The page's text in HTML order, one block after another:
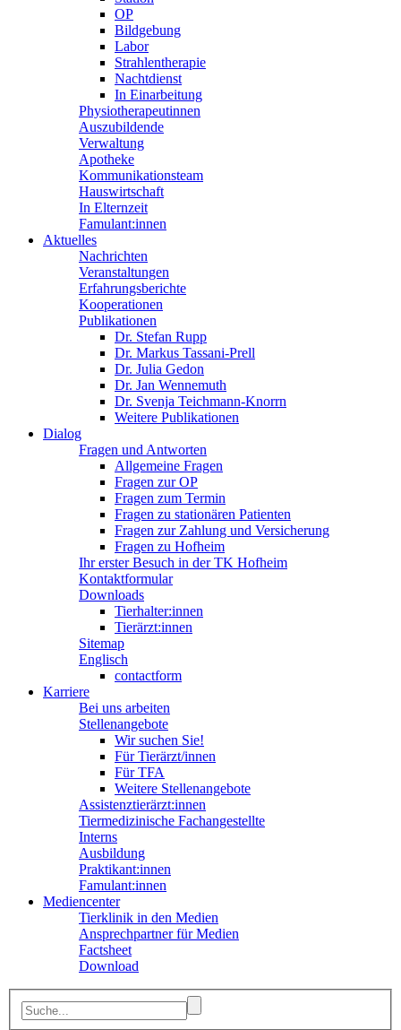
OP
Bildgebung
Labor
Strahlentherapie
Nachtdienst
In Einarbeitung
Physiotherapeutinnen
Auszubildende
Verwaltung
Apotheke
Kommunikationsteam
Hauswirtschaft
In Elternzeit
Famulant:innen
Aktuelles
Nachrichten
Veranstaltungen
Erfahrungsberichte
Kooperationen
Publikationen
Dr. Stefan Rupp
Dr. Markus Tassani-Prell
Dr. Julia Gedon
Dr. Jan Wennemuth
Dr. Svenja Teichmann-Knorrn
Weitere Publikationen
Dialog
Fragen und Antworten
Allgemeine Fragen
Fragen zur OP
Fragen zum Termin
Fragen zu stationären Patienten
Fragen zur Zahlung und Versicherung
Fragen zu Hofheim
Ihr erster Besuch in der TK Hofheim
Kontaktformular
Downloads
Tierhalter:innen
Tierärzt:innen
Sitemap
Englisch
contactform
Karriere
Bei uns arbeiten
Stellenangebote
Wir suchen Sie!
Für Tierärzt/innen
Für TFA
Weitere Stellenangebote
Assistenztierärzt:innen
Tiermedizinische Fachangestellte
Interns
Ausbildung
Praktikant:innen
Famulant:innen
Mediencenter
Tierklinik in den Medien
Ansprechpartner für Medien
Factsheet
Download